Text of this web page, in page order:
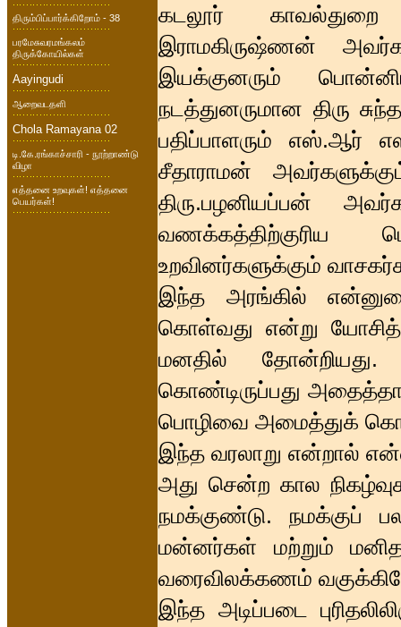
திரும்பிப்பார்க்கிறோம் - 38
பரமேசுவரமங்கலம்
திருக்கோயில்கள்
Aayingudi
ஆறைவடதளி
Chola Ramayana 02
டி.கே.ரங்காச்சாரி - நூற்றாண்டு
விழா
எத்தனை உறவுகள்! எத்தனை
பெயர்கள்!
கடலூர் காவல்துறை
இராமகிருஷ்ணன்
இயக்குனரும்
நடத்துனருமான திரு
பதிப்பாளரும் எஸ்.ஆர்
சீதாராமன்
திரு.பழனியப்பன்
வணக்கத்திற்குரிய
உறவினர்களுக்கும்
இந்த அரங்கில்
கொள்வது என்று
மனதில்
கொண்டிருப்பது
பொழிவை அமைத்துக்
இந்த வரலாறு என்றால்
அது சென்ற கால
நமக்குண்டு. நமக்குப்
மன்னர்கள் மற்றும்
வரைவிலக்கணம்
இந்த அடிப்படை